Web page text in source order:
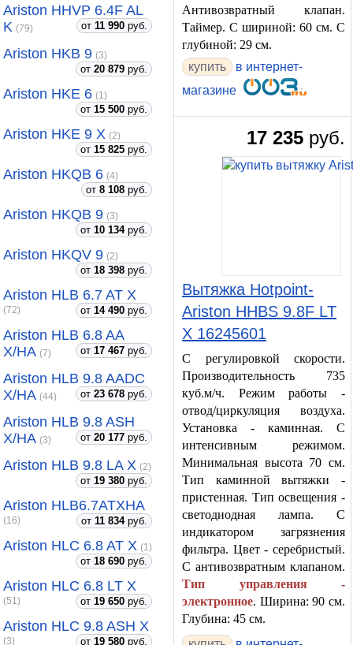
Ariston HHVP 6.4F AL
K (79) от 11 990 руб.
Ariston HKB 9 (3)
от 20 879 руб.
Ariston HKE 6 (1)
от 15 500 руб.
Ariston HKE 9 X (2)
от 15 825 руб.
Ariston HKQB 6 (4)
от 8 108 руб.
Ariston HKQB 9 (3)
от 10 134руб.
Ariston HKQV 9 (2)
от 18 398 руб.
Ariston HLB 6.7 AT X
(72) от 14 490 руб.
Ariston HLB 6.8 AA
X/HA (7) от 17 467 руб.
Ariston HLB 9.8 AADC
X/HA (44) от 23 678 руб.
Ariston HLB 9.8 ASH
X/HA (3) от 20 177 руб.
Ariston HLB 9.8 LA X (2)
от 19 380 руб.
Ariston HLB6.7ATXHA
(16) от 11 834руб.
Ariston HLC 6.8 AT X (1)
от 18 690 руб.
Ariston HLC 6.8 LT X
(51) от 19 650 руб.
Ariston HLC 9.8 ASH X
(3) от 19 580 руб.
Антивозвратный клапан.
Таймер. С шириной: 60 см. С
глубиной: 29 см.
купить
в интернет-
магазине
17 235 руб.
Вытяжка Hotpoint-
Ariston HHBS 9.8F LT
X 16245601
С регулировкой скорости.
Производительность 735
куб.м/ч. Режим работы -
отвод/циркуляция воздуха.
Установка - каминная. С
интенсивным режимом.
Минимальная высота 70 см.
Тип каминной вытяжки -
пристенная. Тип освещения -
светодиодная лампа. С
индикатором загрязнения
фильтра. Цвет - серебристый.
С антивозвратным клапаном.
Тип управления -
электронное. Ширина: 90 см.
Глубина: 45 см.